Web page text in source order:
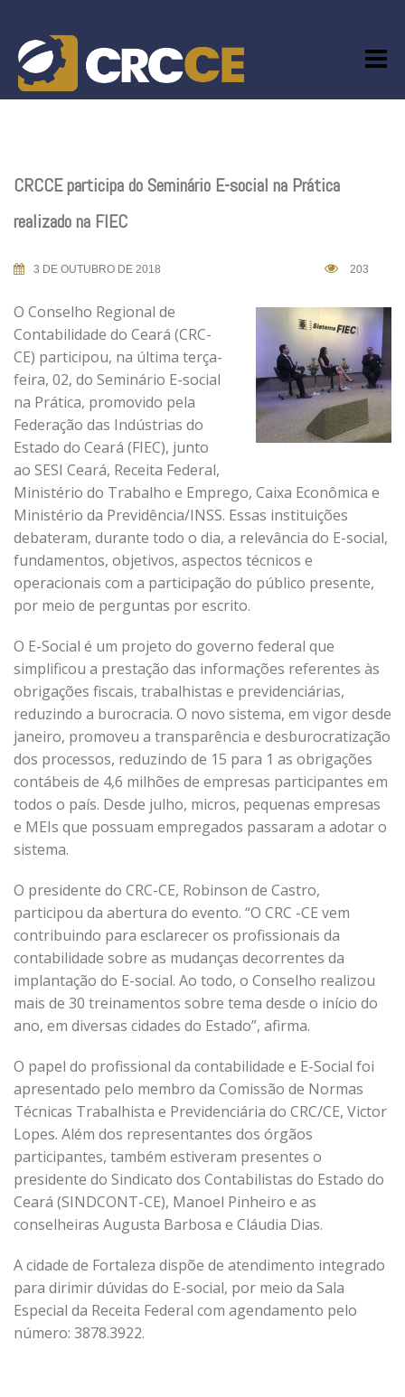
content
CRCCE participa do Seminário E-social na Prática
realizado na FIEC
3 DE OUTUBRO DE 2018 203
O Conselho Regional de
Contabilidade do Ceará (CRC-
CE) participou, na última terça-
feira, 02, do Seminário E-social
na Prática, promovido pela
Federação das Indústrias do
Estado do Ceará (FIEC), junto
ao SESI Ceará, Receita Federal,
Ministério do Trabalho e Emprego, Caixa Econômica e
Ministério da Previdência/INSS. Essas instituições
debateram, durante todo o dia, a relevância do E-social,
fundamentos, objetivos, aspectos técnicos e
operacionais com a participação do público presente,
por meio de perguntas por escrito.
O E-Social é um projeto do governo federal que
simplificou a prestação das informações referentes às
obrigações fiscais, trabalhistas e previdenciárias,
reduzindo a burocracia. O novo sistema, em vigor desde
janeiro, promoveu a transparência e desburocratização
dos processos, reduzindo de 15 para 1 as obrigações
contábeis de 4,6 milhões de empresas participantes em
todos o país. Desde julho, micros, pequenas empresas
e MEIs que possuam empregados passaram a adotar o
sistema.
O presidente do CRC-CE, Robinson de Castro,
participou da abertura do evento. “O CRC -CE vem
contribuindo para esclarecer os profissionais da
contabilidade sobre as mudanças decorrentes da
implantação do E-social. Ao todo, o Conselho realizou
mais de 30 treinamentos sobre tema desde o início do
ano, em diversas cidades do Estado”, afirma.
O papel do profissional da contabilidade e E-Social foi
apresentado pelo membro da Comissão de Normas
Técnicas Trabalhista e Previdenciária do CRC/CE, Victor
Lopes. Além dos representantes dos órgãos
participantes, também estiveram presentes o
presidente do Sindicato dos Contabilistas do Estado do
Ceará (SINDCONT-CE), Manoel Pinheiro e as
conselheiras Augusta Barbosa e Cláudia Dias.
A cidade de Fortaleza dispõe de atendimento integrado
para dirimir dúvidas do E-social, por meio da Sala
Especial da Receita Federal com agendamento pelo
número: 3878.3922.